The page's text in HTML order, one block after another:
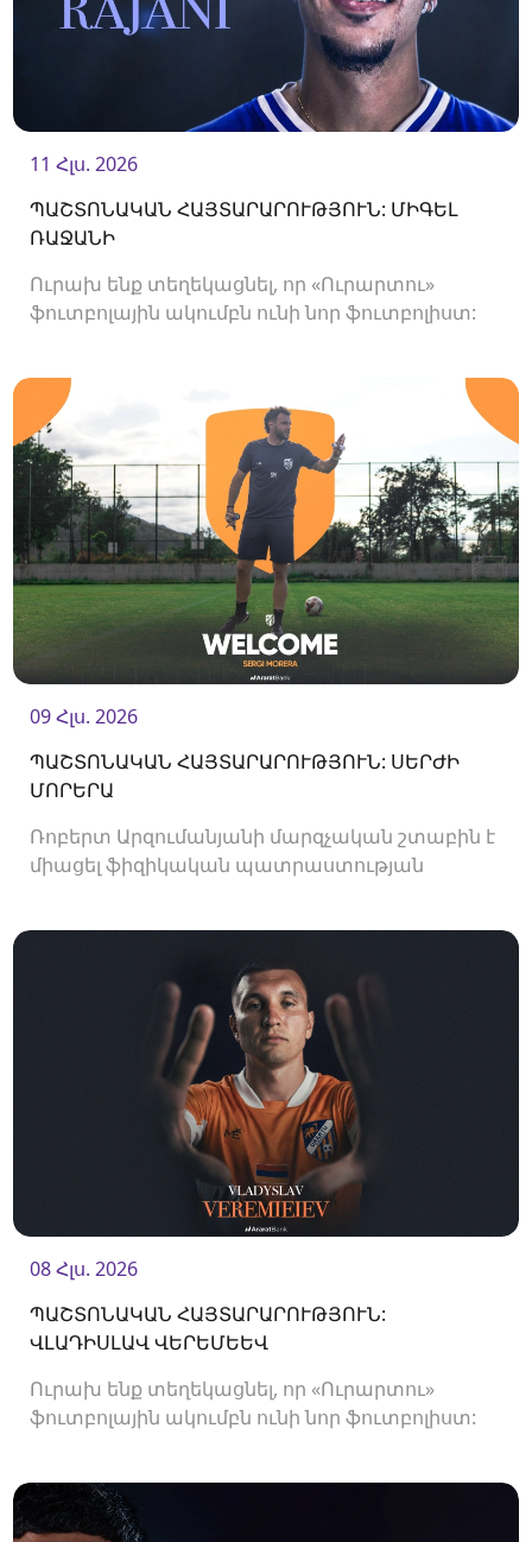
11 Հլս. 2026
ՊԱՇՏՈՆԱԿԱՆ ՀԱՅՏԱՐԱՐՈՒԹՅՈՒՆ: ՄԻԳԵԼ
ՌԱՋԱՆԻ
Ուրախ ենք տեղեկացնել, որ «Ուրարտու»
ֆուտբոլային ակումբն ունի նոր ֆուտբոլիստ:
09 Հլս. 2026
ՊԱՇՏՈՆԱԿԱՆ ՀԱՅՏԱՐԱՐՈՒԹՅՈՒՆ: ՍԵՐԺԻ
ՄՈՐԵՐԱ
Ռոբերտ Արզումանյանի մարզչական շտաբին է
միացել ֆիզիկական պատրաստության
08 Հլս. 2026
ՊԱՇՏՈՆԱԿԱՆ ՀԱՅՏԱՐԱՐՈՒԹՅՈՒՆ:
ՎԼԱԴԻՍԼԱՎ ՎԵՐԵՄԵԵՎ
Ուրախ ենք տեղեկացնել, որ «Ուրարտու»
ֆուտբոլային ակումբն ունի նոր ֆուտբոլիստ: